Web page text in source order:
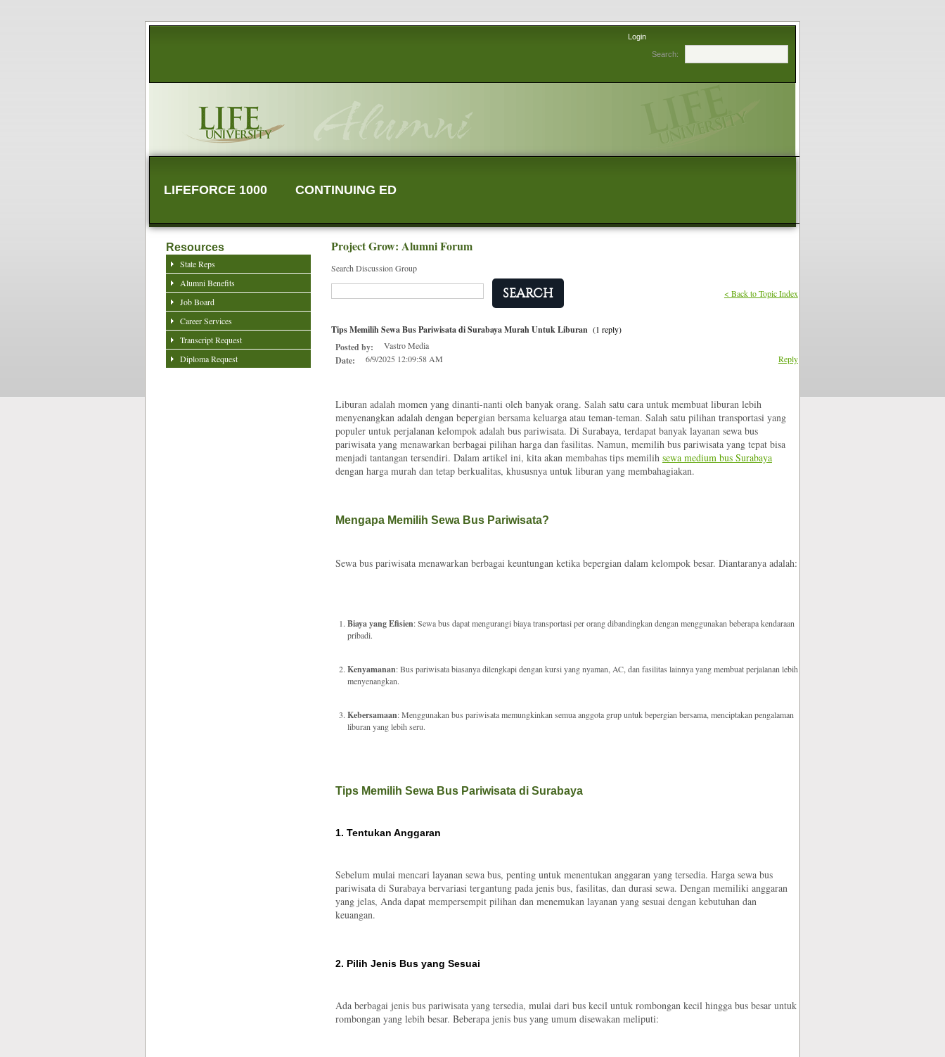
Search:
Login
LIFEFORCE 1000 CONTINUING ED
Project Grow: Alumni Forum
Search Discussion Group
< Back to Topic Index
Tips Memilih Sewa Bus Pariwisata di Surabaya Murah Untuk Liburan (1 reply)
Posted by: Vastro Media
Date: 6/9/2025 12:09:58 AM Reply
Liburan adalah momen yang dinanti-nanti oleh banyak orang. Salah satu cara untuk membuat liburan lebih
menyenangkan adalah dengan bepergian bersama keluarga atau teman-teman. Salah satu pilihan transportasi yang
populer untuk perjalanan kelompok adalah bus pariwisata. Di Surabaya, terdapat banyak layanan sewa bus
pariwisata yang menawarkan berbagai pilihan harga dan fasilitas. Namun, memilih bus pariwisata yang tepat bisa
menjadi tantangan tersendiri. Dalam artikel ini, kita akan membahas tips memilih sewa medium bus Surabaya
dengan harga murah dan tetap berkualitas, khususnya untuk liburan yang membahagiakan.
Mengapa Memilih Sewa Bus Pariwisata?
Sewa bus pariwisata menawarkan berbagai keuntungan ketika bepergian dalam kelompok besar. Diantaranya adalah:
Biaya yang Efisien: Sewa bus dapat mengurangi biaya transportasi per orang dibandingkan dengan menggunakan beberapa kendaraan
pribadi.
Kenyamanan: Bus pariwisata biasanya dilengkapi dengan kursi yang nyaman, AC, dan fasilitas lainnya yang membuat perjalanan lebih
menyenangkan.
Kebersamaan: Menggunakan bus pariwisata memungkinkan semua anggota grup untuk bepergian bersama, menciptakan pengalaman
liburan yang lebih seru.
Tips Memilih Sewa Bus Pariwisata di Surabaya
1. Tentukan Anggaran
Sebelum mulai mencari layanan sewa bus, penting untuk menentukan anggaran yang tersedia. Harga sewa bus
pariwisata di Surabaya bervariasi tergantung pada jenis bus, fasilitas, dan durasi sewa. Dengan memiliki anggaran
yang jelas, Anda dapat mempersempit pilihan dan menemukan layanan yang sesuai dengan kebutuhan dan
keuangan.
2. Pilih Jenis Bus yang Sesuai
Ada berbagai jenis bus pariwisata yang tersedia, mulai dari bus kecil untuk rombongan kecil hingga bus besar untuk
rombongan yang lebih besar. Beberapa jenis bus yang umum disewakan meliputi:
Resources
State Reps
Alumni Benefits
Job Board
Career Services
Transcript Request
Diploma Request